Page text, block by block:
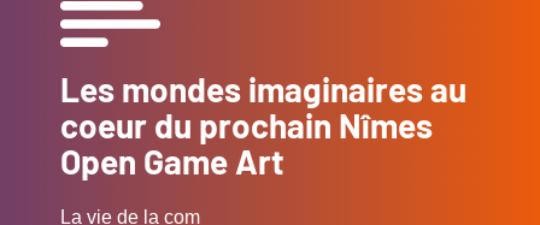
Les mondes imaginaires au
coeur du prochain Nîmes
Open Game Art
La vie de la com